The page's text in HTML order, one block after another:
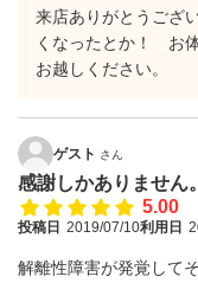
来店ありがとうござ
くなったとか！ お
お越しください。
ゲスト さん
感謝しかありません。
5.00
投稿日 2019/07/10利用日
解離性障害が発覚して